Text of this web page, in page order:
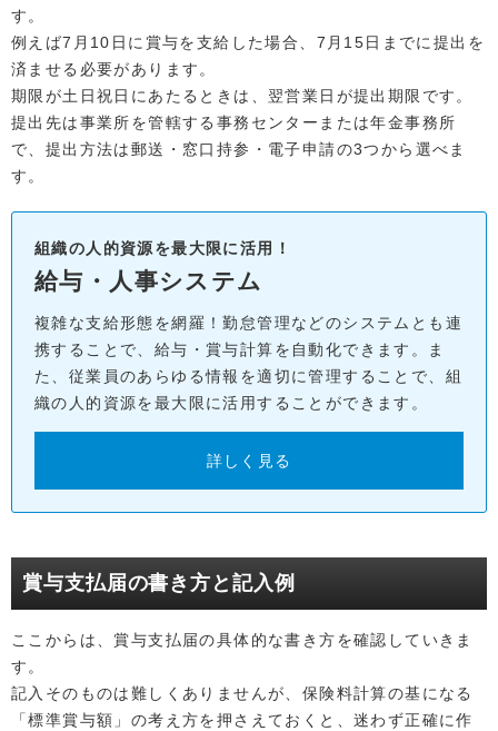
す。
例えば7月10日に賞与を支給した場合、7月15日までに提出を
済ませる必要があります。
期限が土日祝日にあたるときは、翌営業日が提出期限です。
提出先は事業所を管轄する事務センターまたは年金事務所
で、提出方法は郵送・窓口持参・電子申請の3つから選べま
す。
組織の人的資源を最大限に活用！
給与・人事システム
複雑な支給形態を網羅！勤怠管理などのシステムとも連
携することで、給与・賞与計算を自動化できます。ま
た、従業員のあらゆる情報を適切に管理することで、組
織の人的資源を最大限に活用することができます。
詳しく見る
賞与支払届の書き方と記入例
ここからは、賞与支払届の具体的な書き方を確認していきま
す。
記入そのものは難しくありませんが、保険料計算の基になる
「標準賞与額」の考え方を押さえておくと、迷わず正確に作